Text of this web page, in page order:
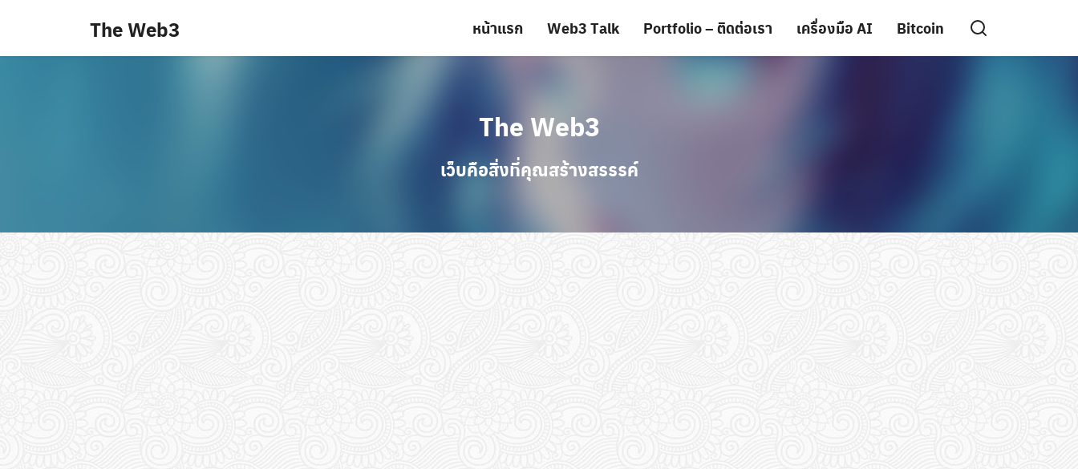
content
The Web3 หน้าแรก Web3 Talk Portfolio – ติดต่อเรา เครื่องมือ AI Bitcoin
The Web3
เว็บคือสิ่งที่คุณสร้างสรรรค์